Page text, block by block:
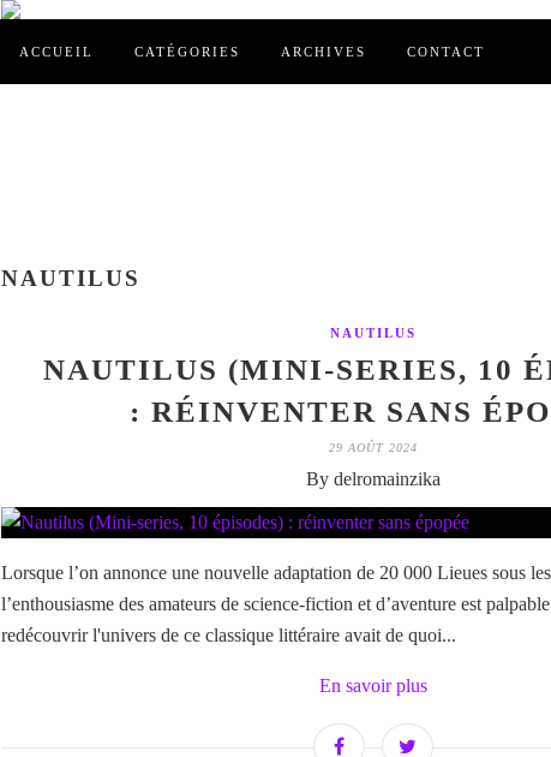
ACCUEIL CATÉGORIES ARCHIVES CONTACT
NAUTILUS
NAUTILUS
NAUTILUS (MINI-SERIES, 10
: RÉINVENTER SANS
29 AOÛT 2024
By delromainzika
Lorsque l’on annonce une nouvelle adaptation de 20 000 Lieues sous
l’enthousiasme des amateurs de science-fiction et d’aventure est
redécouvrir l'univers de ce classique littéraire avait de quoi...
En savoir plus